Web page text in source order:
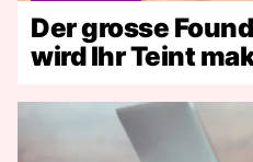
Der grosse
wird Ihr Teint